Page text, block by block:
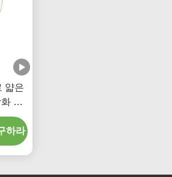
얇은
한
하라